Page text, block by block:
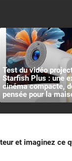
Test du vidéo
Starfish Plus : une
cinéma compacte,
pensée pour la
et imaginez ce